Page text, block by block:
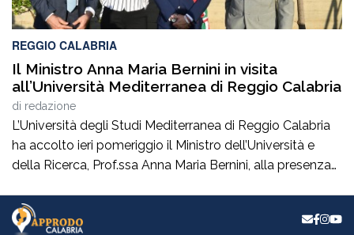
REGGIO CALABRIA
Il Ministro Anna Maria Bernini in visita
all’Università Mediterranea di Reggio Calabria
di redazione
L’Università degli Studi Mediterranea di Reggio Calabria
ha accolto ieri pomeriggio il Ministro dell’Università e
della Ricerca, Prof.ssa Anna Maria Bernini, alla presenza
arrivo, il Ministro ha inaugurato un nuovo spazio verde
denominato “Oasi Mediterranea”, realizzato dall’Unità